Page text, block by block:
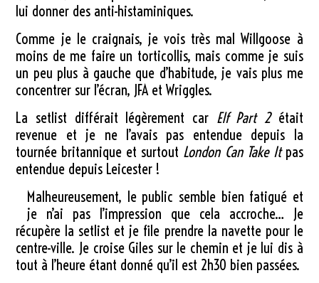
lui donner des anti-histaminiques.
Comme je le craignais, je vois très mal Willgoose à
moins de me faire un torticollis, mais comme je suis
un peu plus à gauche que d’habitude, je vais plus me
concentrer sur l’écran, JFA et Wriggles.
La setlist différait légèrement car Elf Part 2était
revenue et je ne l’avais pas entendue depuis la
tournée britannique et surtout London Can Take Itpas
entendue depuis Leicester !
Malheureusement, le public semble bien fatigué et
je n’ai pas l’impression que cela accroche… Je
récupère la setlist et je file prendre la navette pour le
centre-ville. Je croise Giles sur le chemin et je lui dis à
tout à l’heure étant donné qu’il est 2h30 bien passées.